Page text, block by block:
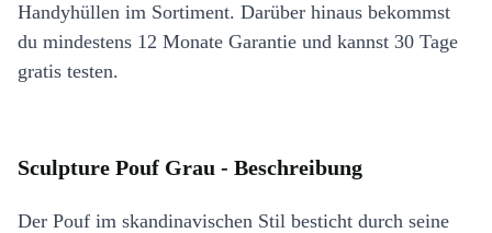
Handyhüllen im Sortiment. Darüber hinaus bekommst
du mindestens 12 Monate Garantie und kannst 30 Tage
gratis testen.
Sculpture Pouf Grau - Beschreibung
Der Pouf im skandinavischen Stil besticht durch seine